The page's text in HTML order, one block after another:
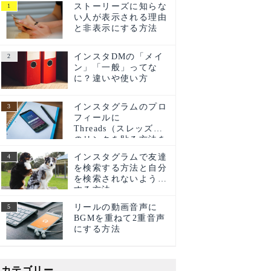
ストーリーズに知らな
い人が表示される理由
と非表示にする方法
インスタDMの「メイ
ン」「一般」ってな
に？違いや使い方
インスタグラムのプロ
フィールに
Threads（スレッズ）
のリンクを貼る方法を
インスタグラムで友達
を検索する方法と自分
を検索されないように
する方法
リールの動画音声に
BGMを重ねて2重音声
にする方法